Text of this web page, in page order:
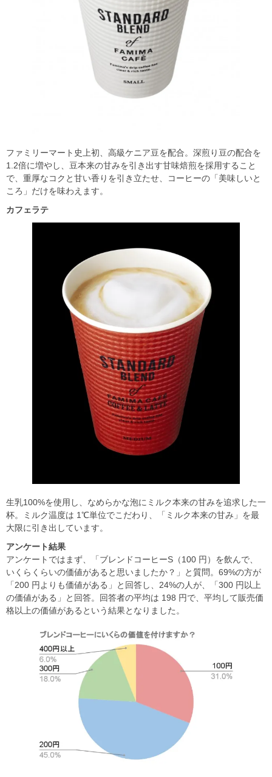
ファミリーマート史上初、高級ケニア豆を配合。深煎り豆の配合を
1.2倍に増やし、豆本来の甘みを引き出す甘味焙煎を採用すること
で、重厚なコクと甘い香りを引き立たせ、コーヒーの「美味しいと
ころ」だけを味わえます。
カフェラテ
生乳100%を使用し、なめらかな泡にミルク本来の甘みを追求した一
杯。ミルク温度は 1℃単位でこだわり、「ミルク本来の甘み」を最
大限に引き出しています。
アンケート結果
アンケートではまず、「ブレンドコーヒーS（100 円）を飲んで、
いくらくらいの価値があると思いましたか？」と質問。69%の方が
「200 円よりも価値がある」と回答し、24%の人が、「300 円以上
の価値がある」と回答。回答者の平均は 198 円で、平均して販売価
格以上の価値があるという結果となりました。